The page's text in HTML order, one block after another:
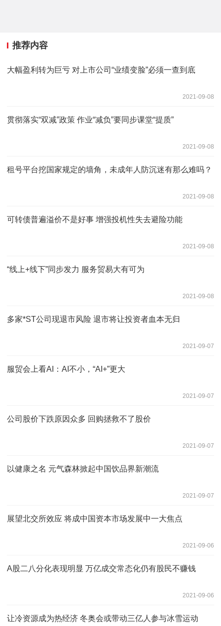
推荐内容
大幅盈利转为巨亏 对上市公司“业绩变脸”必须一查到底
2021-09-08
贯彻落实“双减”政策 作业“减负”要同步课堂“提质”
2021-09-08
租号平台挖国家规定的墙角，未成年人防沉迷有那么难吗？
2021-09-08
可转债普遍溢价不是好事 增强投机性失去避险功能
2021-09-08
“线上+线下”同步发力 服务贸易大有可为
2021-09-08
多家*ST公司现退市风险 退市将让投资者血本无归
2021-09-07
服贸会上看AI：AI不小，“AI+”更大
2021-09-07
公司股价下跌原因众多 回购拯救不了股价
2021-09-07
以健康之名 元气森林掀起中国饮品界新潮流
2021-09-07
展望北交所效应 将成中国资本市场发展中一大焦点
2021-09-06
A股二八分化表现明显 万亿成交常态化仍有股民不赚钱
2021-09-06
让冷资源成为热经济 冬奥会或带动三亿人参与冰雪运动